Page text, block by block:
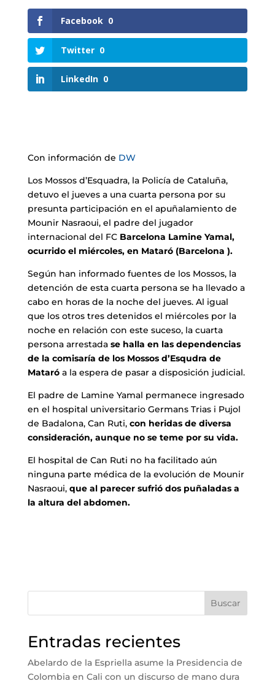
Facebook 0
Twitter 0
LinkedIn 0
Con información de DW
Los Mossos d’Esquadra, la Policía de Cataluña,
detuvo el jueves a una cuarta persona por su
presunta participación en el apuñalamiento de
Mounir Nasraoui, el padre del jugador
internacional del FC Barcelona Lamine Yamal,
ocurrido el miércoles, en Mataró (Barcelona ).
Según han informado fuentes de los Mossos, la
detención de esta cuarta persona se ha llevado a
cabo en horas de la noche del jueves. Al igual
que los otros tres detenidos el miércoles por la
noche en relación con este suceso, la cuarta
persona arrestada se halla en las dependencias
de la comisaría de los Mossos d’Esqudra de
Mataróa la espera de pasar a disposición judicial.
El padre de Lamine Yamal permanece ingresado
en el hospital universitario Germans Trias i Pujol
de Badalona, ​​Can Ruti,con heridas de diversa
consideración, aunque no se teme por su vida.
El hospital de Can Ruti no ha facilitado aún
ninguna parte médica de la evolución de Mounir
Nasraoui, que al parecer sufrió dos puñaladas a
la altura del abdomen.
Buscar
Entradas recientes
Abelardo de la Espriella asume la Presidencia de
Colombia en Cali con un discurso de mano dura